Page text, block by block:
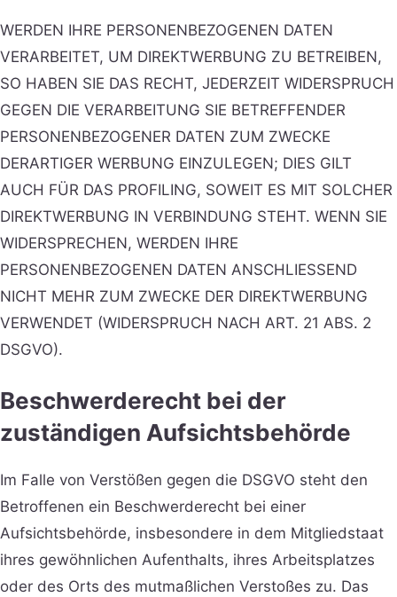
WERDEN IHRE PERSONENBEZOGENEN DATEN
VERARBEITET, UM DIREKTWERBUNG ZU BETREIBEN,
SO HABEN SIE DAS RECHT, JEDERZEIT WIDERSPRUCH
GEGEN DIE VERARBEITUNG SIE BETREFFENDER
PERSONENBEZOGENER DATEN ZUM ZWECKE
DERARTIGER WERBUNG EINZULEGEN; DIES GILT
AUCH FÜR DAS PROFILING, SOWEIT ES MIT SOLCHER
DIREKTWERBUNG IN VERBINDUNG STEHT. WENN SIE
WIDERSPRECHEN, WERDEN IHRE
PERSONENBEZOGENEN DATEN ANSCHLIESSEND
NICHT MEHR ZUM ZWECKE DER DIREKTWERBUNG
VERWENDET (WIDERSPRUCH NACH ART. 21 ABS. 2
DSGVO).
Beschwerde­recht bei der
zuständigen Aufsichts­behörde
Im Falle von Verstößen gegen die DSGVO steht den
Betroffenen ein Beschwerderecht bei einer
Aufsichtsbehörde, insbesondere in dem Mitgliedstaat
ihres gewöhnlichen Aufenthalts, ihres Arbeitsplatzes
oder des Orts des mutmaßlichen Verstoßes zu. Das